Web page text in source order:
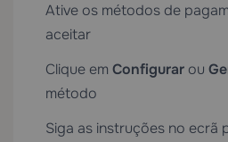
Ative os métodos de
aceitar
Clique em Configurar ou
método
Siga as instruções no ecrã